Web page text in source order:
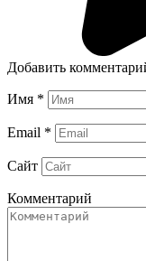
Добавить
Имя *
Email *
Сайт
Комментарий